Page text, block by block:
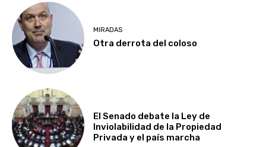
MIRADAS
Otra derrota del coloso
El Senado debate la Ley de
Inviolabilidad de la Propiedad
Privada y el país marcha